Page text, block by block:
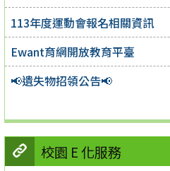
113年度運動會報名相關資訊
Ewant育網開放教育平臺
📢遺失物招領公告📢
校園 E 化服務